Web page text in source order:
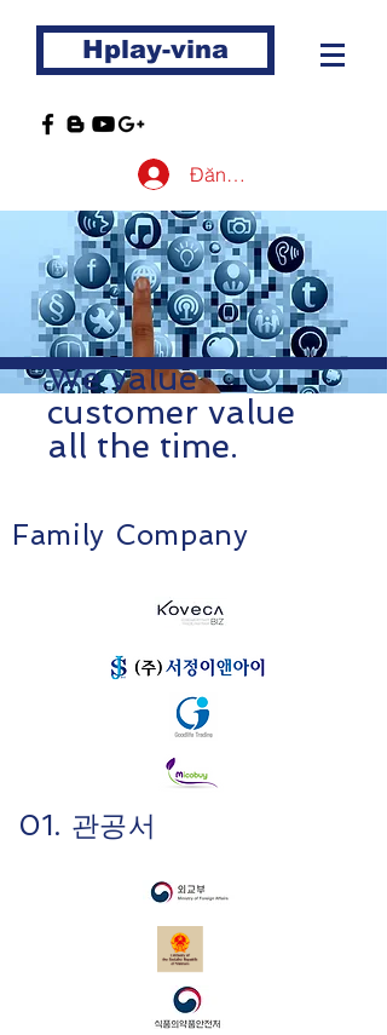
Hplay-vina
Đăng nhập
We value
customer value
all the time.
Family Company
01. 관공서